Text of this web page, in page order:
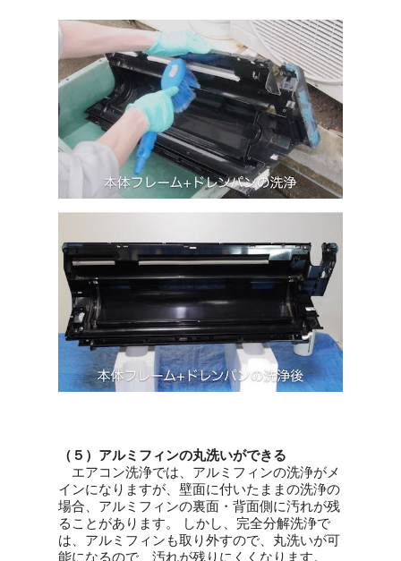
（５）アルミフィンの丸洗いができる
エアコン洗浄では、アルミフィンの洗浄がメ
インになりますが、壁面に付いたままの洗浄の
場合、アルミフィンの裏面・背面側に汚れが残
ることがあります。 しかし、完全分解洗浄で
は、アルミフィンも取り外すので、丸洗いが可
能になるので、汚れが残りにくくなります。